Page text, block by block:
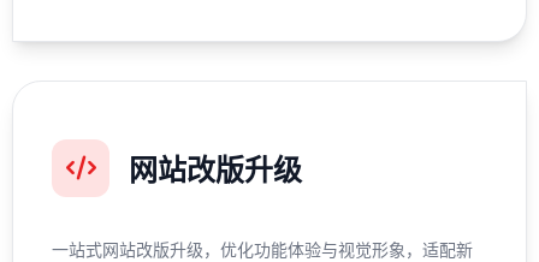
网站改版升级
一站式网站改版升级，优化功能体验与视觉形象，适配新